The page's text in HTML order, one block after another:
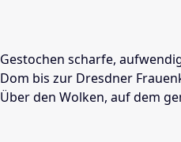
Gestochen scharfe,
Dom bis zur Dresdner
Über den Wolken, auf dem